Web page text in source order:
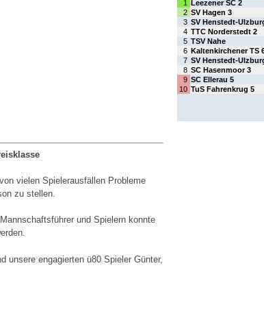
vielen Spielerausfällen Probleme
zu stellen.
und Spielern konnte
unsere engagierten ü80 Spieler Günter,